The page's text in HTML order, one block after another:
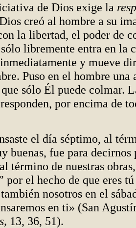
de Dios exige la
creó al hombre a su
la libertad, el poder de
libremente entra en la
y mueve
Puso en el hombre una
sólo Él puede colmar.
por encima de
el día séptimo, al
buenas, fue para
término de nuestras
por el hecho de que eres
nosotros en el
en ti» (San
13, 36, 51).